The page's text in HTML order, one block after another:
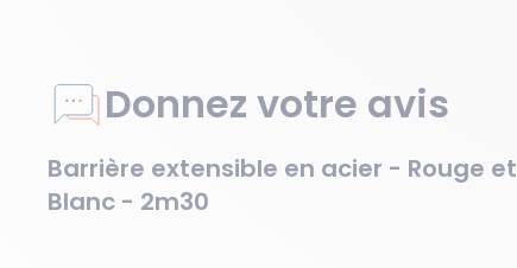
Donnez votre avis
Barrière extensible en acier - Rouge et
Blanc - 2m30